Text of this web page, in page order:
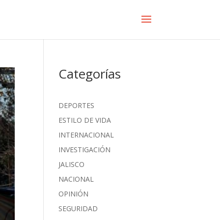
Categorías
DEPORTES
ESTILO DE VIDA
INTERNACIONAL
INVESTIGACIÓN
JALISCO
NACIONAL
OPINIÓN
SEGURIDAD